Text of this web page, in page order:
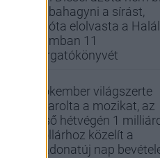
abbahagyni a sírást,
mióta elolvasta a
iramban 11
forgatókönyvét
Pókember világszerte
letarolta a mozikat, az
első hétvégén 1
dollárhoz közelít a
Vadonatúj nap